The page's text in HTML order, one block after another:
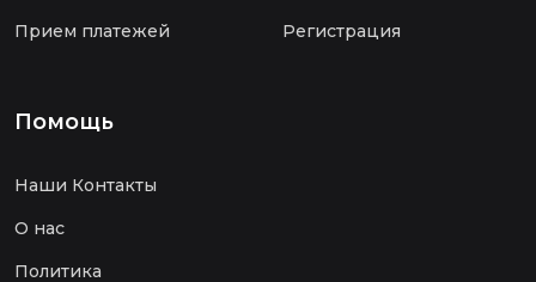
Прием платежей
Регистрация
Помощь
Наши Контакты
О нас
Политика